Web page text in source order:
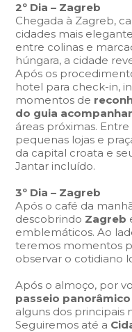
2º Dia – Zagreb
Chegada à Zagreb,
cidades mais
entre colinas e
húngara, a cidade
Após os
hotel para check-in,
momentos de
do guia
áreas próximas.
pequenas lojas e
da capital croata e
Jantar incluído.
3º Dia – Zagreb
Após o café da
descobrindo Zagreb
emblemáticos. Ao
teremos momentos
observar o cotidiano
Após o almoço, por
passeio
alguns dos principais
Seguiremos até a